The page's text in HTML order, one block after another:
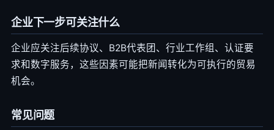
企业下一步可关注什么
企业应关注后续协议、B2B代表团、行业工作组、认证要
求和数字服务，这些因素可能把新闻转化为可执行的贸易
机会。
常见问题